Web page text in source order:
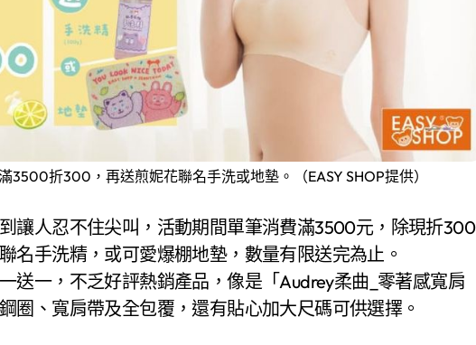
3500折300，再送煎妮花聯名手洗或地墊。（EASY SHOP提供）
讓人忍不住尖叫，活動期間單筆消費滿3500元，除現折300
名手洗精，或可愛爆棚地墊，數量有限送完為止。
送一，不乏好評熱銷產品，像是「Audrey柔曲_零著感寬肩
圈、寬肩帶及全包覆，還有貼心加大尺碼可供選擇。